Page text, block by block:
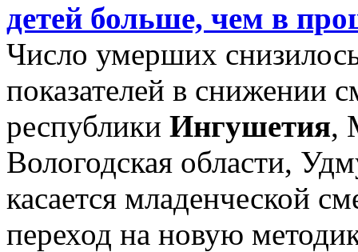
детей больше, чем в
Число умерших
показателей в снижении
республики Ингушетия,
Вологодская области,
касается младенческой
переход на новую